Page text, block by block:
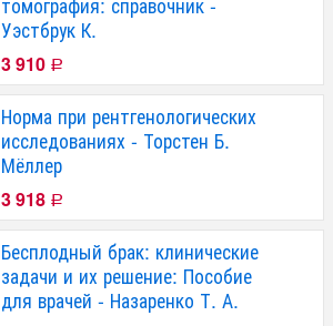
Уэстбрук К.
3 910 Р
Норма при рентгенологических
исследованиях - Торстен Б.
Мёллер
3 918 Р
Бесплодный брак: клинические
задачи и их решение: Пособие
для врачей - Назаренко Т. А.